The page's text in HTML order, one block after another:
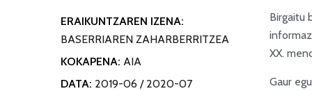
ERAIKUNTZAREN IZENA:
BASERRIAREN ZAHARBERRITZEA
KOKAPENA: AIA
DATA: 2019-06 / 2020-07
Birgaitu
XX.
Gaur